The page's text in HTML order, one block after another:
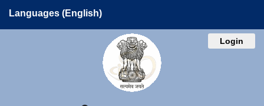
Languages (English)
Login